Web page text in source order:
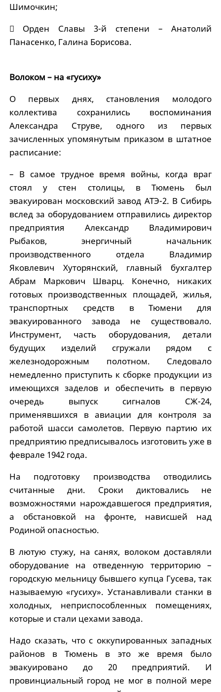
Шимочкин;
 Орден Славы 3-й степени – Анатолий
Панасенко, Галина Борисова.
Волоком – на «гусиху»
О первых днях, становления молодого
коллектива сохранились воспоминания
Александра Струве, одного из первых
зачисленных упомянутым приказом в штатное
расписание:
– В самое трудное время войны, когда враг
стоял у стен столицы, в Тюмень был
эвакуирован московский завод АТЭ-2. В Сибирь
вслед за оборудованием отправились директор
предприятия Александр Владимирович
Рыбаков, энергичный начальник
производственного отдела Владимир
Яковлевич Хуторянский, главный бухгалтер
Абрам Маркович Шварц. Конечно, никаких
готовых производственных площадей, жилья,
транспортных средств в Тюмени для
эвакуированного завода не существовало.
Инструмент, часть оборудования, детали
будущих изделий сгружали рядом с
железнодорожным полотном. Следовало
немедленно приступить к сборке продукции из
имеющихся заделов и обеспечить в первую
очередь выпуск сигналов СЖ-24,
применявшихся в авиации для контроля за
работой шасси самолетов. Первую партию их
предприятию предписывалось изготовить уже в
феврале 1942 года.
На подготовку производства отводились
считанные дни. Сроки диктовались не
возможностями нарождавшегося предприятия,
а обстановкой на фронте, нависшей над
Родиной опасностью.
В лютую стужу, на санях, волоком доставляли
оборудование на отведенную территорию –
городскую мельницу бывшего купца Гусева, так
называемую «гусиху». Устанавливали станки в
холодных, неприспособленных помещениях,
которые и стали цехами завода.
Надо сказать, что с оккупированных западных
районов в Тюмень в это же время было
эвакуировано до 20 предприятий. И
провинциальный город не мог в полной мере